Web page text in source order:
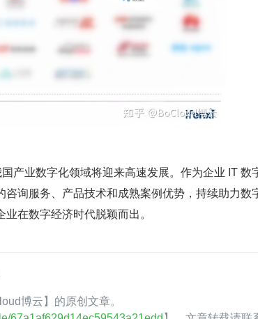
产业数字化领域将迎来高速发展。作为企业 IT 数
询服务、产品技术和成熟案例优势，持续助力数
在数字经济时代脱颖而出。
博云】的原创文章。